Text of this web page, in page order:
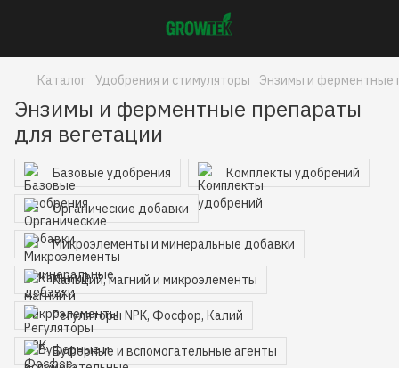
Каталог Удобрения и стимуляторы Энзимы и ферментные
Энзимы и ферментные препараты
для вегетации
Базовые удобрения Комплекты удобрений
Органические добавки
Микроэлементы и минеральные добавки
Кальций, магний и микроэлементы
Регуляторы NPK, Фосфор, Калий
Буферные и вспомогательные агенты